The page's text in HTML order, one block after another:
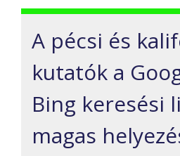
A pécsi és
kutatók a
Bing keresési
magas